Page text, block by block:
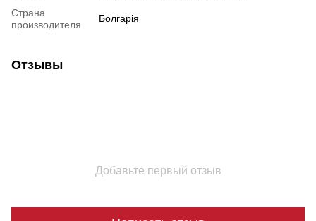
Страна
производителя
Болгарія
Отзывы
Добавьте первый отзыв